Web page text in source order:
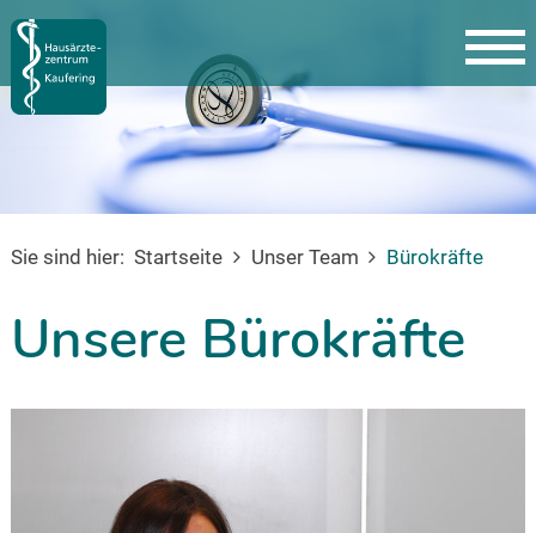
Sie sind hier: Startseite Unser Team Bürokräfte
Unsere Bürokräfte